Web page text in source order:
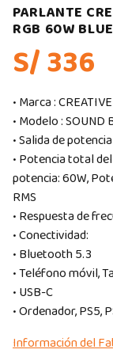
PARLANTE
RGB 60W
S/ 336
• Marca : CREATIVE
• Modelo : SOUND
• Salida de potencia
• Potencia total
potencia: 60W,
RMS
• Respuesta de
• Conectividad:
• Bluetooth 5.3
• Teléfono móvil,
• USB-C
• Ordenador, PS5,
Información del